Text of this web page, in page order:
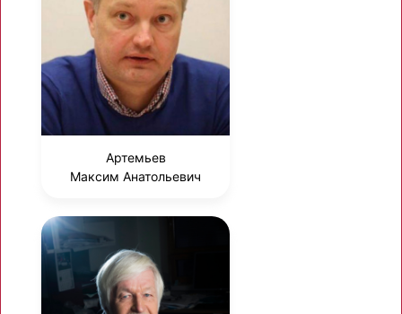
Артемьев
Максим Анатольевич